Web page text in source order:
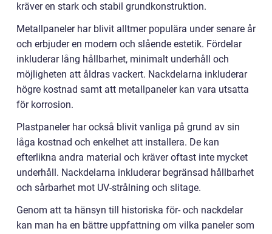
kräver en stark och stabil grundkonstruktion.
Metallpaneler har blivit alltmer populära under senare år
och erbjuder en modern och slående estetik. Fördelar
inkluderar lång hållbarhet, minimalt underhåll och
möjligheten att åldras vackert. Nackdelarna inkluderar
högre kostnad samt att metallpaneler kan vara utsatta
för korrosion.
Plastpaneler har också blivit vanliga på grund av sin
låga kostnad och enkelhet att installera. De kan
efterlikna andra material och kräver oftast inte mycket
underhåll. Nackdelarna inkluderar begränsad hållbarhet
och sårbarhet mot UV-strålning och slitage.
Genom att ta hänsyn till historiska för- och nackdelar
kan man ha en bättre uppfattning om vilka paneler som